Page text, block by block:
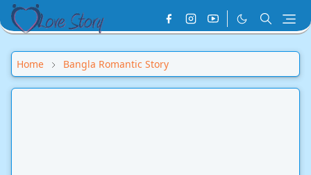
Home Bangla Romantic Story